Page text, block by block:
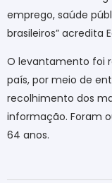
emprego, saúde
brasileiros” acredita
O levantamento foi
país, por meio de
recolhimento dos
informação. Foram
64 anos.